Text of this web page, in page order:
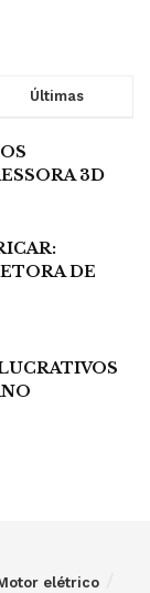
Últimas
3D
DE
elétrico